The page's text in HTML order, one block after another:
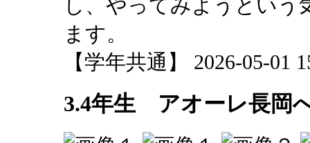
し、やってみようという
ます。
【学年共通】 2026-05-01
3.4年生 アオーレ長岡